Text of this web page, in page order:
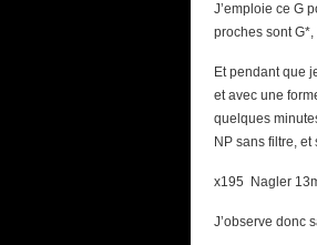
J’emploie ce G
proches sont G*,
Et pendant que
et avec une
quelques
NP sans filtre,
x195 Nagler
J’observe donc